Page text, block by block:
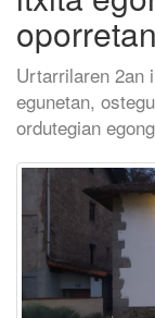
oporretan
Urtarrilaren 2an
egunetan,
ordutegian